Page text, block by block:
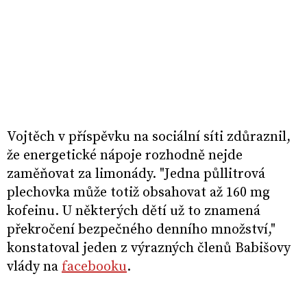
Vojtěch v příspěvku na sociální síti zdůraznil,
že energetické nápoje rozhodně nejde
zaměňovat za limonády. "Jedna půllitrová
plechovka může totiž obsahovat až 160 mg
kofeinu. U některých dětí už to znamená
překročení bezpečného denního množství,"
konstatoval jeden z výrazných členů Babišovy
vlády na facebooku.